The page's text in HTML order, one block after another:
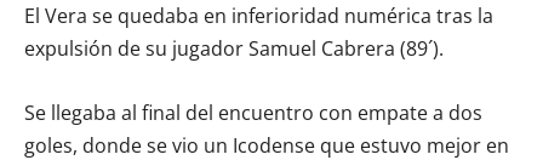
El Vera se quedaba en inferioridad numérica tras la
expulsión de su jugador Samuel Cabrera (89´).
Se llegaba al final del encuentro con empate a dos
goles, donde se vio un Icodense que estuvo mejor en